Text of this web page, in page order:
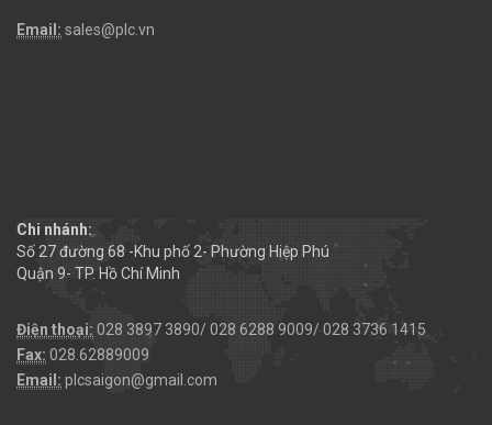
Email: sales@plc.vn
Chi nhánh:
Số 27 đường 68 -Khu phố 2- Phường Hiệp Phú
Quận 9- TP. Hồ Chí Minh
Điện thoại: 028 3897 3890/ 028 6288 9009/ 028 3736 1415
Fax: 028.62889009
Email: plcsaigon@gmail.com